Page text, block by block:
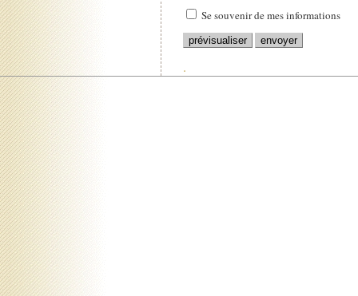
Se souvenir de mes informations
.